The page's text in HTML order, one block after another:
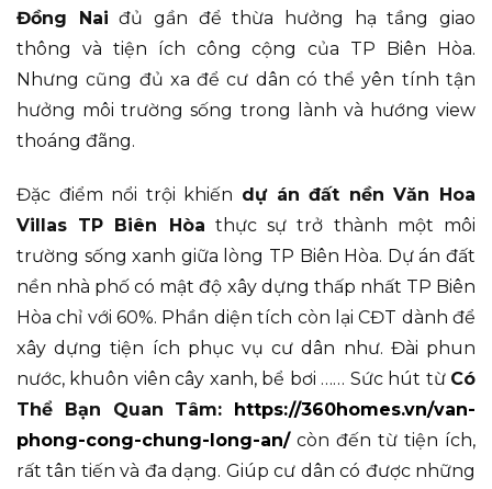
Đồng Nai đủ gần để thừa hưởng hạ tầng giao
thông và tiện ích công cộng của TP Biên Hòa.
Nhưng cũng đủ xa để cư dân có thể yên tính tận
hưởng môi trường sống trong lành và hướng view
thoáng đãng.
Đặc điểm nổi trội khiến dự án đất nền Văn Hoa
Villas TP Biên Hòa thực sự trở thành một môi
trường sống xanh giữa lòng TP Biên Hòa. Dự án đất
nền nhà phố có mật độ xây dựng thấp nhất TP Biên
Hòa chỉ với 60%. Phần diện tích còn lại CĐT dành để
xây dựng tiện ích phục vụ cư dân như. Đài phun
nước, khuôn viên cây xanh, bể bơi …… Sức hút từ Có
Thể Bạn Quan Tâm: https://360homes.vn/van-
phong-cong-chung-long-an/còn đến từ tiện ích,
rất tân tiến và đa dạng. Giúp cư dân có được những